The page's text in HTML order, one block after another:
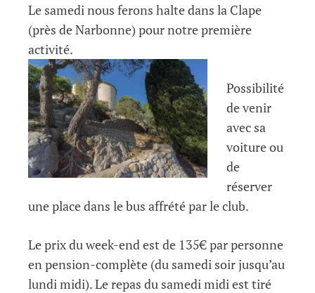
Le samedi nous ferons halte dans la Clape
(près de Narbonne) pour notre première
activité.
Possibilité
de venir
avec sa
voiture ou
de
réserver
une place dans le bus affrété par le club.
Le prix du week-end est de 135€ par personne
en pension-complète (du samedi soir jusqu’au
lundi midi). Le repas du samedi midi est tiré